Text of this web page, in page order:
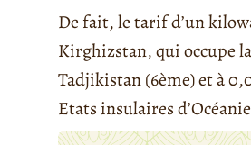
De fait, le tarif d’un
Kirghizstan, qui occupe
Tadjikistan (6ème) et à
Etats insulaires